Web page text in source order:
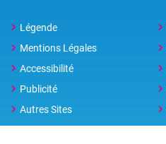
Légende
Mentions Légales
Accessibilité
Publicité
Autres Sites